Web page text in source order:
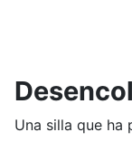
Una silla que ha